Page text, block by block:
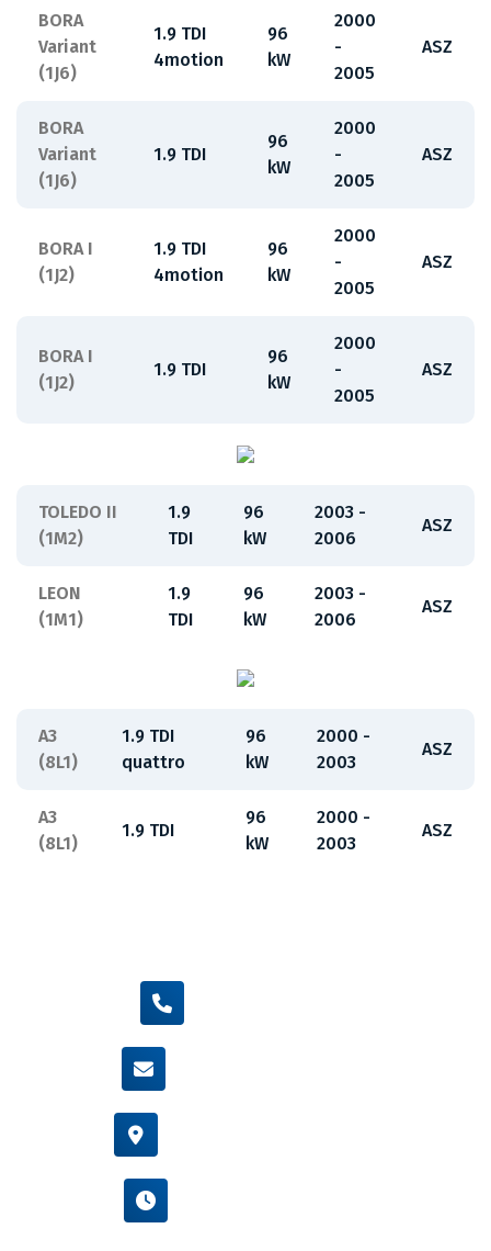
BORA
Variant
(1J6)
1.9 TDI
4motion
96
kW
2000
-
2005
ASZ
BORA
Variant
(1J6)
1.9 TDI
96
kW
2000
-
2005
ASZ
BORA I
(1J2)
1.9 TDI
4motion
96
kW
2000
-
2005
ASZ
BORA I
(1J2)
1.9 TDI
96
kW
2000
-
2005
ASZ
TOLEDO II
(1M2)
1.9
TDI
96
kW
2003 -
2006
ASZ
LEON
(1M1)
1.9
TDI
96
kW
2003 -
2006
ASZ
A3
(8L1)
1.9 TDI
quattro
96
kW
2000 -
2003
ASZ
A3
(8L1)
1.9 TDI
96
kW
2000 -
2003
ASZ